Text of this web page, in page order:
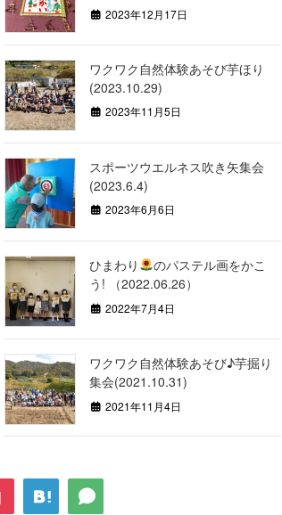
2023年12月17日
ワクワク自然体験あそび芋ほり
(2023.10.29)
2023年11月5日
スポーツウエルネス吹き矢集会
(2023.6.4)
2023年6月6日
ひまわり
のパステル画をかこ
う! （2022.06.26）
2022年7月4日
ワクワク自然体験あそび♪芋掘り
集会(2021.10.31)
2021年11月4日